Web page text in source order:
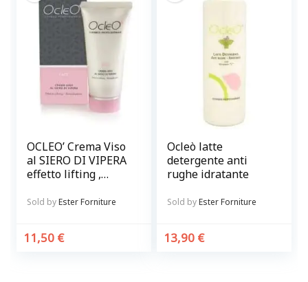
OCLEO’ Crema Viso
al SIERO DI VIPERA
effetto lifting ,
Sold byEster Forniture
11,50 €
Ocleò latte
detergente anti
rughe idratante
Sold byEster Forniture
13,90 €